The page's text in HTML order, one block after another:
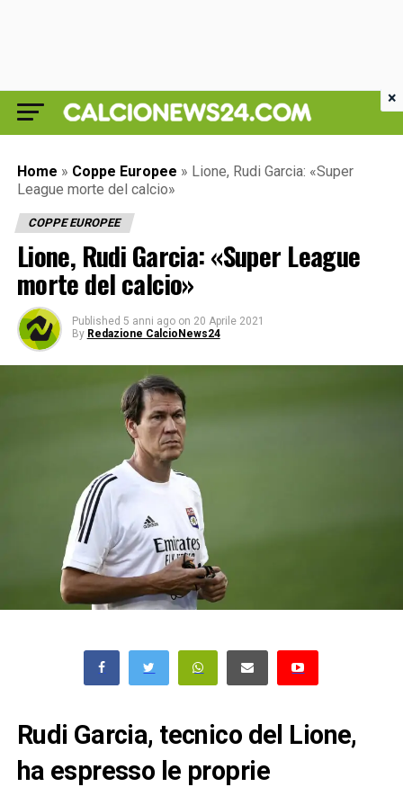
Home » Coppe Europee » Lione, Rudi Garcia: «Super
League morte del calcio»
COPPE EUROPEE
Lione, Rudi Garcia: «Super League
morte del calcio»
Published 5 anni ago on 20 Aprile 2021
By Redazione CalcioNews24
Rudi Garcia, tecnico del Lione,
ha espresso le proprie
×